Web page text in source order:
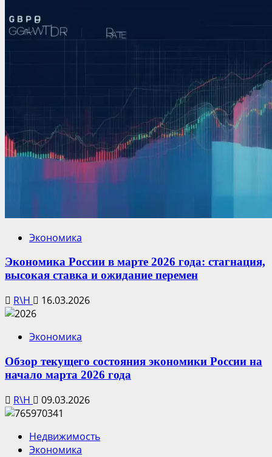
Экономика
Экономика России в марте 2026 года: стагнация,
высокая ставка и ожидание перемен
R\H 16.03.2026
Экономика
Обзор текущего состояния экономики России на
начало марта 2026 года
R\H 09.03.2026
Недвижимость
Экономика